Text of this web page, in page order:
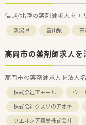
信越/北陸の薬剤師求人をエ
新潟県 富山県 石
高岡市の薬剤師求人を
高岡市の薬剤師求人を法人
株式会社アモール
ウエ
株式会社クスリのアオキ
ウエルシア薬局株式会社